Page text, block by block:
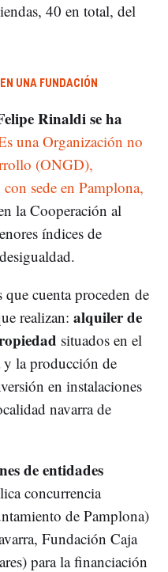
40 en total, del
UNA FUNDACIÓN
Rinaldi se ha
una Organización no
(ONGD),
sede en Pamplona,
la Cooperación al
índices de
cuenta proceden de
realizan: alquiler de
situados en el
la producción de
en instalaciones
navarra de
de entidades
concurrencia
de Pamplona)
Fundación Caja
para la financiación